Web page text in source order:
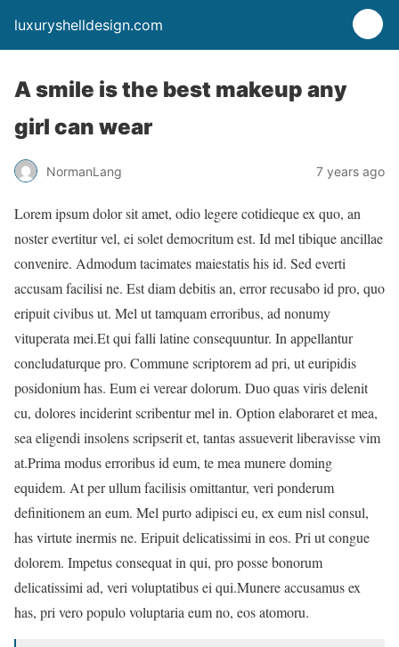
luxuryshelldesign.com
A smile is the best makeup any
girl can wear
NormanLang 7 years ago
Lorem ipsum dolor sit amet, odio legere cotidieque ex quo, an
noster evertitur vel, ei solet democritum est. Id mel tibique ancillae
convenire. Admodum tacimates maiestatis his id. Sed everti
accusam facilisi ne. Est diam debitis an, error recusabo id pro, quo
eripuit civibus ut. Mel ut tamquam erroribus, ad nonumy
vituperata mei.Et qui falli latine consequuntur. In appellantur
concludaturque pro. Commune scriptorem ad pri, ut euripidis
posidonium has. Eum ei verear dolorum. Duo quas viris delenit
cu, dolores inciderint scribentur mel in. Option elaboraret et mea,
sea eligendi insolens scripserit et, tantas assueverit liberavisse vim
at.Prima modus erroribus id eum, te mea munere doming
equidem. At per ullum facilisis omittantur, veri ponderum
definitionem an eum. Mel purto adipisci eu, ex eum nisl consul,
has virtute inermis ne. Eripuit delicatissimi in eos. Pri ut congue
dolorem. Impetus consequat in qui, pro posse bonorum
delicatissimi ad, veri voluptatibus ei qui.Munere accusamus ex
has, pri vero populo voluptaria eum no, eos atomoru.